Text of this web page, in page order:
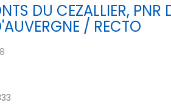
DU CEZALLIER, PNR
/ RECTO